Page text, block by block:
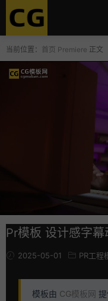
当前位置： 首页 Premiere 正文
Pr模板 设计感字幕
2025-05-01 PR工程
模板由 CG模板网